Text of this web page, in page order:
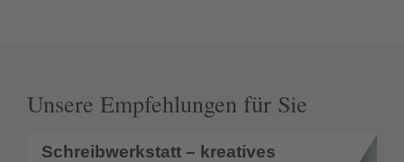
Unsere Empfehlungen für Sie
Schreibwerkstatt – kreatives